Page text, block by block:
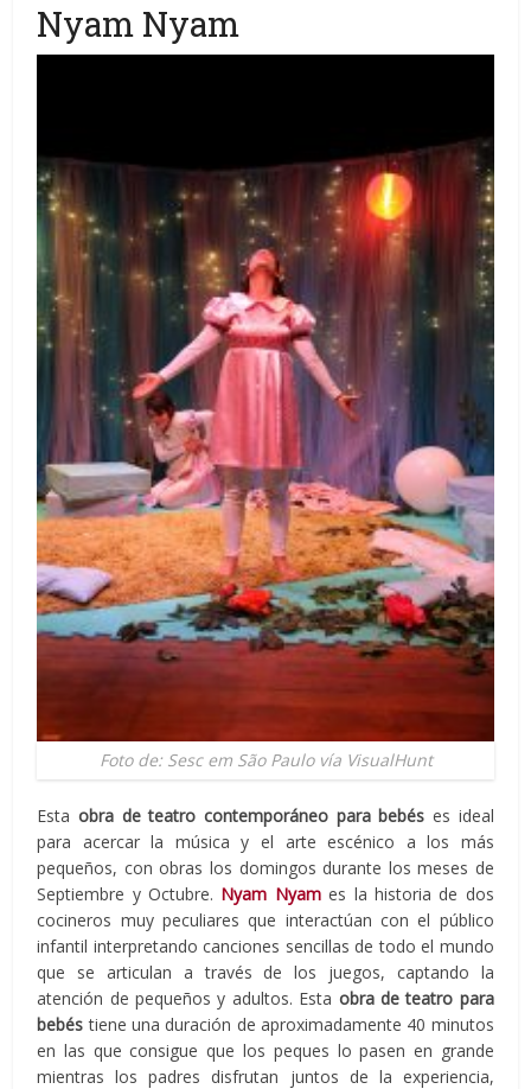
Nyam Nyam
Foto de: Sesc em São Paulo vía VisualHunt
Esta obra de teatro contemporáneo para bebés es ideal
para acercar la música y el arte escénico a los más
pequeños, con obras los domingos durante los meses de
Septiembre y Octubre. Nyam Nyames la historia de dos
cocineros muy peculiares que interactúan con el público
infantil interpretando canciones sencillas de todo el mundo
que se articulan a través de los juegos, captando la
atención de pequeños y adultos. Esta obra de teatro para
bebés tiene una duración de aproximadamente 40 minutos
en las que consigue que los peques lo pasen en grande
mientras los padres disfrutan juntos de la experiencia,